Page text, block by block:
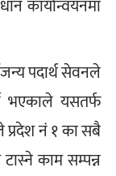
कार्यान्वयनमा
पदार्थ सेवनले
भएकाले यसतर्फ
प्रदेश नं १ का सबै
टास्ने काम सम्पन्न